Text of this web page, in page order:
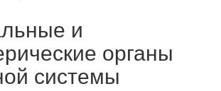
и
органы
системы